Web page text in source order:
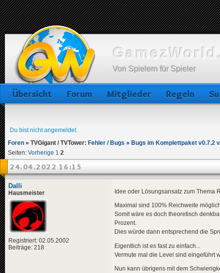
Von Spielern für Spieler
Übersicht Forum Mitglieder Regeln
Du bist nicht angemeldet.
Foren » TVGigant / TVTower: Fehler / Bugs » Bugs im Komplettpaket v0.7.2
Seiten: Vorherige 1 2
24.04.2022 16:15
Dalli
Hausmeister
Registriert: 02.05.2002
Beiträge: 218
Idee oder Lösungsansatz zum Thema
Maximal sind 100% Reichweite
Somit wäre es doch theoretisch
Prozent.
Dies würde dann entsprechend die
Eigentlich ist es fast zu einfach...
Vermute mal die Level sind eingeführt
Nun kann übrigens mit dem